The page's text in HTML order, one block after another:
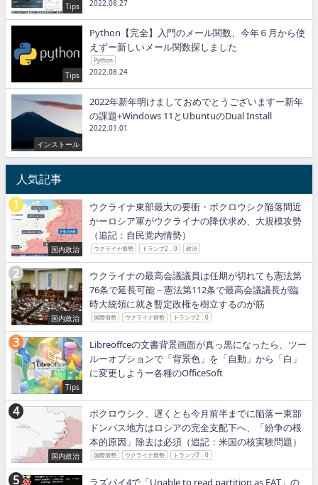
Tips 2022.08.27
Tips
Python【完全】入門のメール関数、今年６月から使
えずー新しいメール関数探しました
Python
2022.08.24
インストール
2022年新年明けましておめでとうございますー新年
の課題+Windows 11とUbuntuのDual Install
2022.01.01
人気記事
国内政治
ウクライナ東部最大の要衝・ポクロウシク陥落間近
かーロシア軍がウクライナの降伏求め、大規模攻勢
（追記：自民党内情勢）
ウクライナ情勢 トランプ2．0 政治
国内政治
ウクライナの最高会議議員は任期が切れても憲法第
76条で延長可能－憲法第112条で最高会議議長が臨
時大統領に就き暫定政権を樹立するのが筋
国際情勢 ウクライナ情勢 トランプ2．0
Tips
Libreoffceの文書背景画面が真っ黒になったら、ツー
ルーオプションで「背景色」を「自動」から「白」
に変更しようー各種のOfficeSoft
国内政治
ポクロウシク、遅くとも今月前半までに陥落ー東部
ドンバス地方はロシアの完全支配下へ、「紛争の根
本的原因」除去は必須（追記：米国の核実験問題）
国際情勢 ウクライナ情勢 トランプ2．0
ラズパイ4で「Unable to read partition as FAT」の